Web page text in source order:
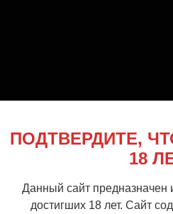
ПОДТВЕРДИТЕ,
18
Данный сайт предназначен
достигших 18 лет. Сайт